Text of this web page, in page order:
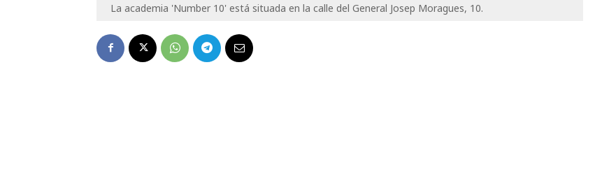
La academia 'Number 10' está situada en la calle del General Josep Moragues, 10.